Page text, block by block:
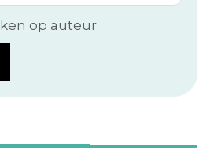
op auteur